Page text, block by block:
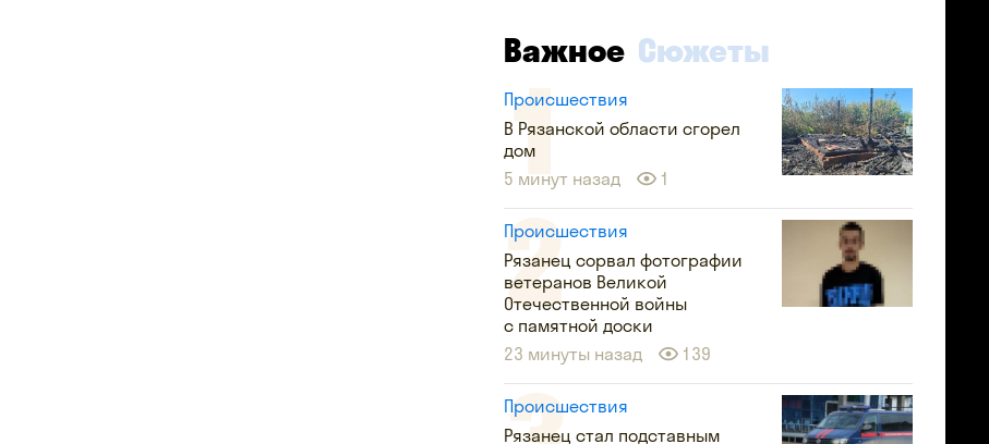
Важное Сюжеты
Происшествия
В Рязанской области сгорел
дом
5 минут назад
1
Происшествия
Рязанец сорвал фотографии
ветеранов Великой
Отечественной войны
с памятной доски
23 минуты назад
139
Происшествия
Рязанец стал подставным